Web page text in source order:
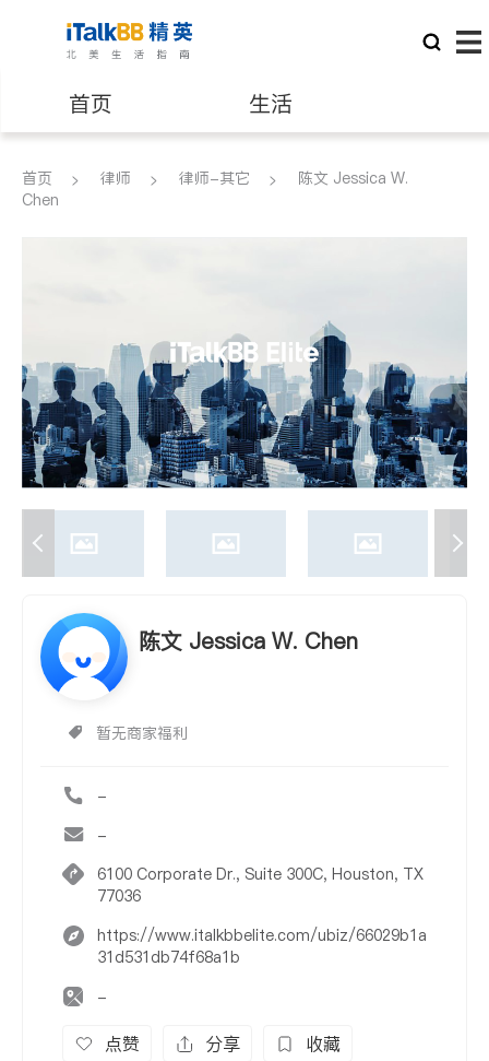
首页 生活
医生 律师
养老 非盈利组织
首页 律师 律师-其它
陈文 Jessica W.
Chen
陈文 Jessica W. Chen
暂无商家福利
-
-
6100 Corporate Dr., Suite 300C, Houston, TX
77036
https://www.italkbbelite.com/ubiz/66029b1a
31d531db74f68a1b
-
点赞 分享 收藏